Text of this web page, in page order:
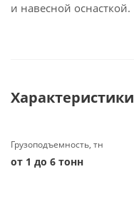
и навесной оснасткой.
Характеристики
Грузоподъемность, тн
от 1 до 6 тонн